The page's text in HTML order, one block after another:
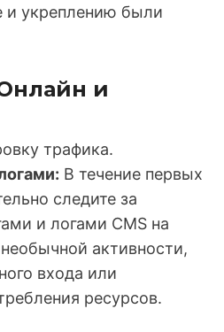
и укреплению были
и
трафика.
В течение первых
следите за
и логами CMS на
активности,
входа или
ресурсов.